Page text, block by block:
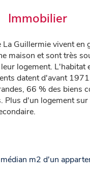
Immobilier
La Guillermie vivent en
maison et sont très
logement. L'habitat
datent d'avant
66 % des biens
Plus d'un logement
m2 d'un